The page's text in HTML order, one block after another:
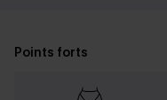
Points forts